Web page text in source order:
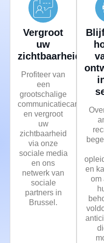
Vergroot
uw
zichtbaarheid
Profiteer van
een
grootschalige
communicatiecampagne
en vergroot
uw
zichtbaarheid
via onze
sociale media
en ons
netwerk van
sociale
partners in
Brussel.
en
om